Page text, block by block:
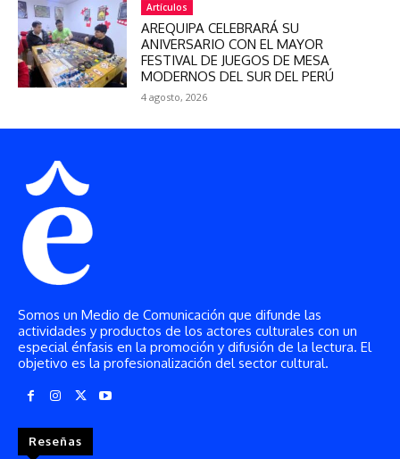
Artículos
AREQUIPA CELEBRARÁ SU
ANIVERSARIO CON EL MAYOR
FESTIVAL DE JUEGOS DE MESA
MODERNOS DEL SUR DEL PERÚ
4 agosto, 2026
Somos un Medio de Comunicación que difunde las
actividades y productos de los actores culturales con un
especial énfasis en la promoción y difusión de la lectura. El
objetivo es la profesionalización del sector cultural.
Reseñas